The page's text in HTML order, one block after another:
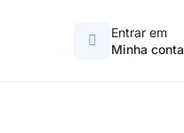
Entrar em
Minha conta